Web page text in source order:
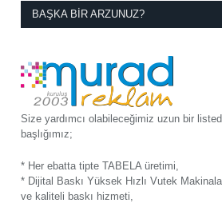
BAŞKA BIR ARZUNUZ?
Size yardımcı olabileceğimiz uzun bir
başlığımız;
* Her ebatta tipte TABELA üretimi,
* Dijital Baskı Yüksek Hızlı Vutek
ve kaliteli baskı hizmeti,